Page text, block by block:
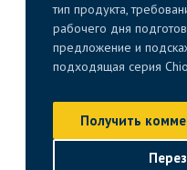
тип продукта,
рабочего дня
предложение и
подходящая серия
Получить